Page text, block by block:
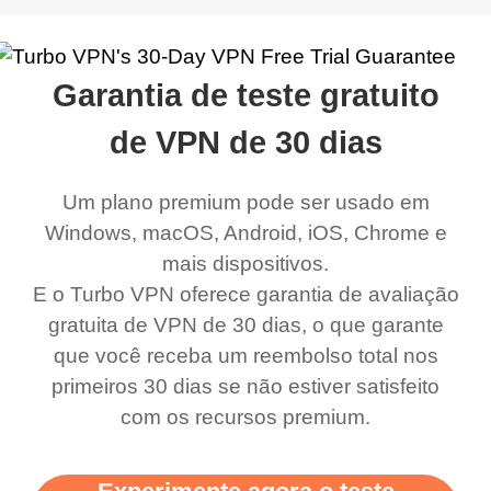
music and even play all
my games also I
what a vpn was but I
honestly thought this
was a scam but now I
use it I am just
bewildered at how good
this app is and even if
there is ads I know it’s to
put more ads to grant us
does a great job. It
connects everywhere
being slow. There are
multiple free networks
available which u can
switch from. Easily, my
favourite. Best part, i
have not seen any ads
till now since i am using
quality
the
was under and
it up and it did
location.
Garantia de teste gratuito
de VPN de 30 dias
Um plano premium pode ser usado em
Windows, macOS, Android, iOS, Chrome e
mais dispositivos.
E o Turbo VPN oferece garantia de avaliação
gratuita de VPN de 30 dias, o que garante
que você receba um reembolso total nos
primeiros 30 dias se não estiver satisfeito
com os recursos premium.